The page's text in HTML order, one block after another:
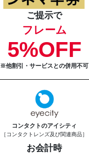
ご提示で
フレーム
5%OFF
※他割引・サービスとの併用不可
コンタクトのアイシティ
［コンタクトレンズ及び関連商品］
お会計時